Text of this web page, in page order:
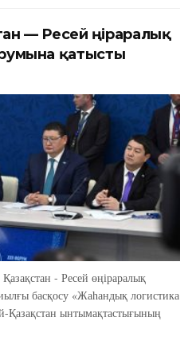
— Ресей өңіраралық
қатысты
- Ресей өңіраралық
басқосу «Жаһандық логистика
Қазақстан ынтымақтастығының